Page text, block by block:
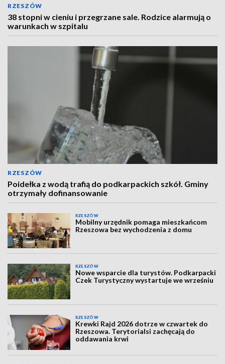
RZESZÓW
38 stopni w cieniu i przegrzane sale. Rodzice alarmują o
warunkach w szpitalu
RZESZÓW
Poidełka z wodą trafią do podkarpackich szkół. Gminy
otrzymały dofinansowanie
RZESZÓW
Mobilny urzędnik pomaga mieszkańcom
Rzeszowa bez wychodzenia z domu
RZESZÓW
Nowe wsparcie dla turystów. Podkarpacki
Czek Turystyczny wystartuje we wrześniu
RZESZÓW
Krewki Rajd 2026 dotrze w czwartek do
Rzeszowa. Terytorialsi zachęcają do
oddawania krwi